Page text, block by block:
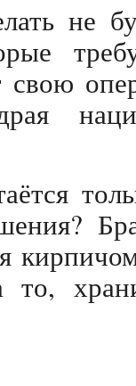
не
свою
то,